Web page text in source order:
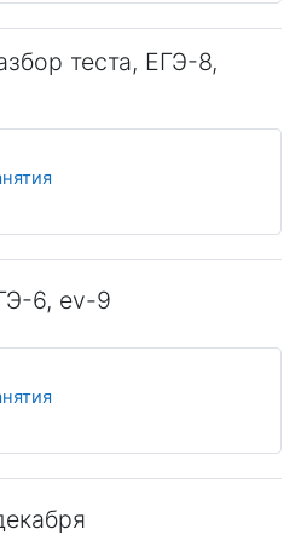
теста, ЕГЭ-8,
6, ev-9